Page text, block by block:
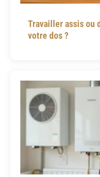
Travailler assis ou
votre dos ?